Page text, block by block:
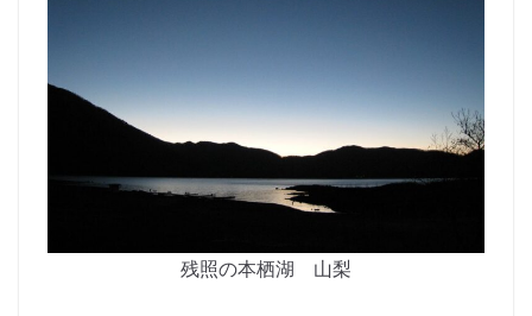
残照の本栖湖 山梨